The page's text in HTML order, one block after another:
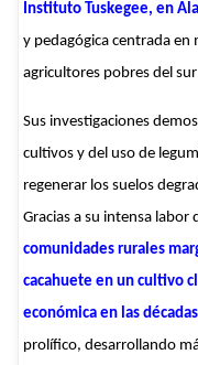
Instituto Tuskegee, en
y pedagógica centrada en
agricultores pobres del
Sus investigaciones
cultivos y del uso de
regenerar los suelos
Gracias a su intensa
comunidades rurales
cacahuete en un cultivo
económica en las
prolífico, desarrollando